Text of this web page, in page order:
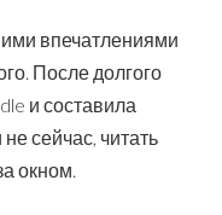
впечатлениями
После долгого
и составила
сейчас, читать
окном.